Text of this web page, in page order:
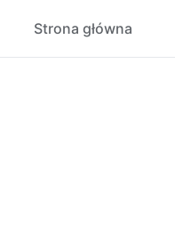
Strona główna